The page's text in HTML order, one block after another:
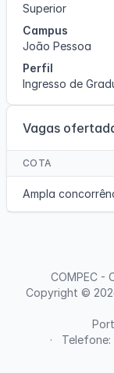
Superior
Campus
João Pessoa
Perfil
Ingresso de
Vagas
COTA
Ampla
Telefone:
COMPEC -
Copyright ©